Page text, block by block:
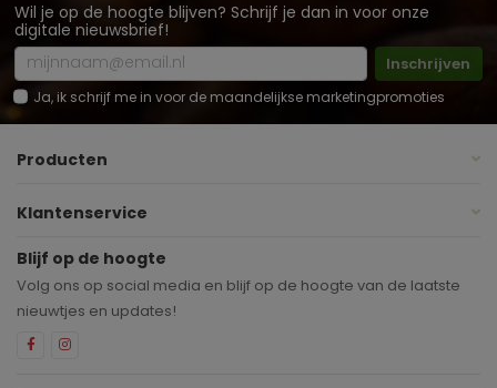
Wil je op de hoogte blijven? Schrijf je dan in voor onze
digitale nieuwsbrief!
Inschrijven
Ja, ik schrijf me in voor de maandelijkse marketingpromoties
Producten
Klantenservice
Blijf op de hoogte
Volg ons op social media en blijf op de hoogte van de laatste
nieuwtjes en updates!